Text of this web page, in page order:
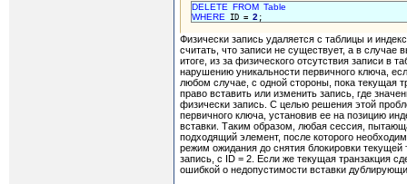
DELETE FROM Table
WHERE ID = 2
Физически запись удаляется с таблицы и
считать, что записи не существует, а в
итоге, из за физического отсутствия записи в
нарушению уникальности первичного ключа,
любом случае, с одной стороны, пока текущая
право вставить или изменить запись, где
физически запись. С целью решения этой
первичного ключа, установив ее на позицию
вставки. Таким образом, любая сессия,
подходящий элемент, после которого
режим ожидания до снятия блокировки текущей
запись, с ID = 2. Если же текущая транзакция
ошибкой о недопустимости вставки